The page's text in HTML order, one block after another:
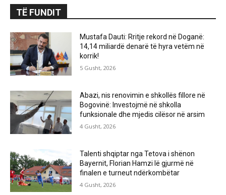
TË FUNDIT
Mustafa Dauti: Rritje rekord në Doganë:
14,14 miliardë denarë të hyra vetëm në
korrik!
5 Gusht, 2026
Abazi, nis renovimin e shkollës fillore në
Bogovinë: Investojmë në shkolla
funksionale dhe mjedis cilësor në arsim
4 Gusht, 2026
Talenti shqiptar nga Tetova i shënon
Bayernit, Florian Hamzi lë gjurmë në
finalen e turneut ndërkombëtar
4 Gusht, 2026